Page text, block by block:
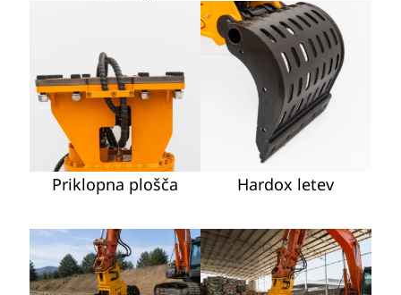
Priklopna plošča Hardox letev